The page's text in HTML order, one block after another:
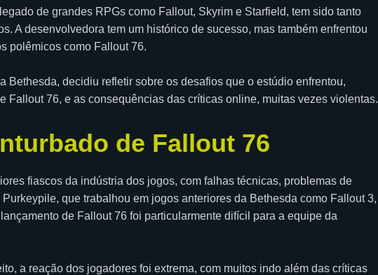
de grandes RPGs como Fallout, Skyrim e Starfield, tem sido tanto
A desenvolvedora tem um histórico de sucesso, mas também enfrentou
polêmicos como Fallout 76.
Bethesda, decidiu refletir sobre os desafios que o estúdio enfrentou,
Fallout 76, e as consequências das críticas online, muitas vezes violentas.
de Fallout 76
fiascos da indústria dos jogos, com falhas técnicas, problemas de
que trabalhou em jogos anteriores da Bethesda como Fallout 3,
de Fallout 76 foi particularmente difícil para a equipe da
a reação dos jogadores foi extrema, com muitos indo além das críticas